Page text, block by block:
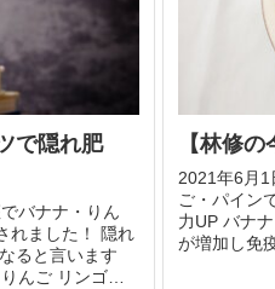
で隠れ肥
バナナ・りん
れました！ 隠れ
ると言います
んご リンゴに
【林修
2021年6月1
ご・パイン
力UP バナ
が増加し免